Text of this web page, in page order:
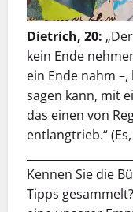
Dietrich, 20:
kein Ende
ein Ende nahm
sagen kann, mit
das einen von
entlangtrieb.“
Kennen Sie die
Tipps